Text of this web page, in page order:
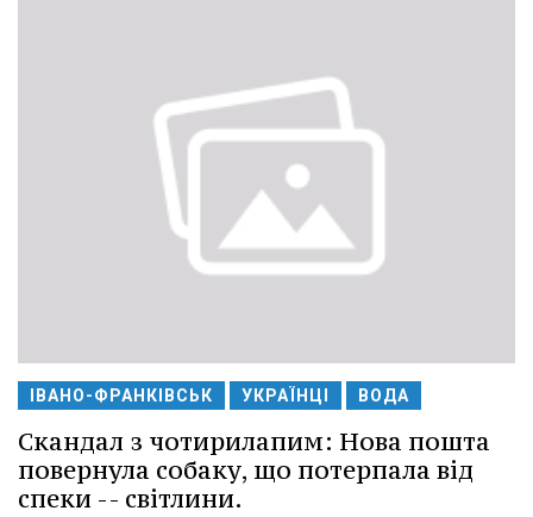
ІВАНО-ФРАНКІВСЬК УКРАЇНЦІ ВОДА
Скандал з чотирилапим: Нова пошта
повернула собаку, що потерпала від
спеки -- світлини.